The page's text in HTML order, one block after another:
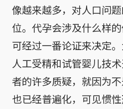
像越来越多，对人口问
位。代孕会涉及什么样
可经过一番论证来决定
人工受精和试管婴儿技
者的许多质疑，就因为
也已经普遍化，可见惯